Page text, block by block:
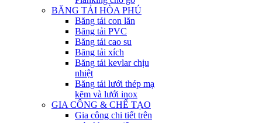
BĂNG TẢI HÒA PHÚ
Băng tải con lăn
Băng tải PVC
Băng tải cao su
Băng tải xích
Băng tải kevlar chịu
nhiệt
Băng tải lưới thép mạ
kẽm và lưới inox
GIA CÔNG & CHẾ TẠO
Gia công chi tiết trên